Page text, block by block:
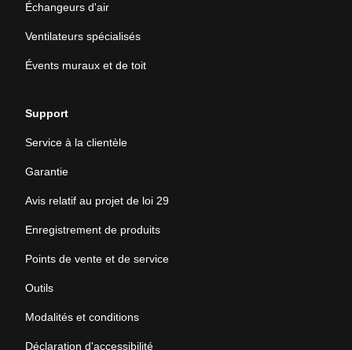
Échangeurs d'air
Ventilateurs spécialisés
Évents muraux et de toit
Support
Service à la clientèle
Garantie
Avis relatif au projet de loi 29
Enregistrement de produits
Points de vente et de service
Outils
Modalités et conditions
Déclaration d'accessibilité